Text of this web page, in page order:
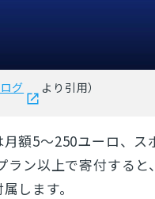
グ より引用）
額5～250ユーロ、
ラン以上で寄付する
します。